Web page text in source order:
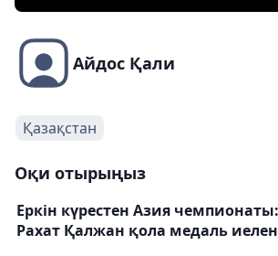
Айдос Қали
Қазақстан
Оқи отырыңыз
Еркін күрестен Азия чемпионаты:
Рахат Қалжан қола медаль